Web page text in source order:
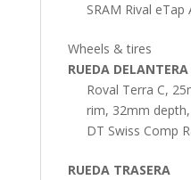
SRAM Rival eTap
Wheels & tires
RUEDA DELANTERA
Roval Terra C,
rim, 32mm
DT Swiss Comp
RUEDA TRASERA